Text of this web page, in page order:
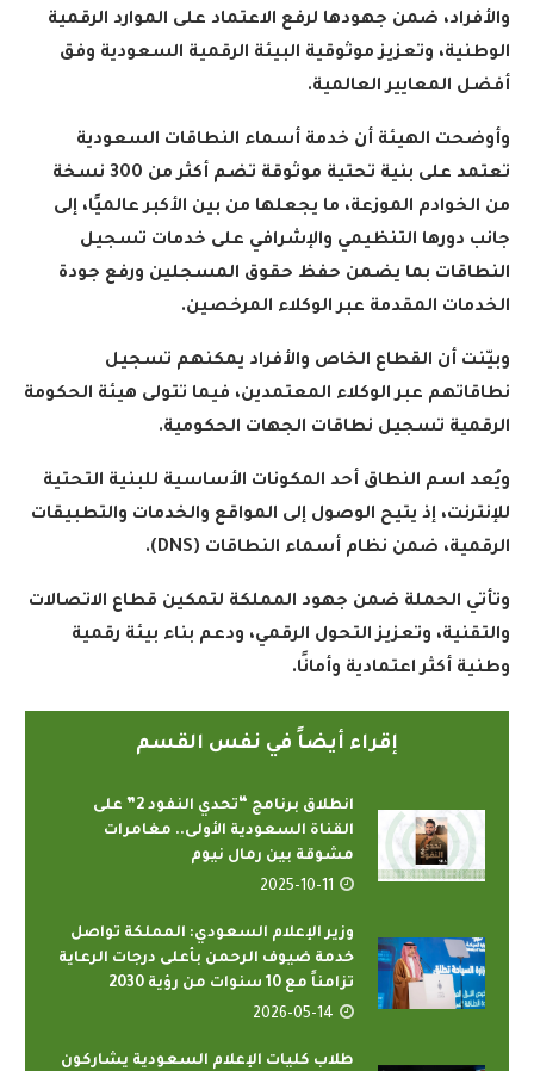
والأفراد، ضمن جهودها لرفع الاعتماد على الموارد الرقمية
الوطنية، وتعزيز موثوقية البيئة الرقمية السعودية وفق
أفضل المعايير العالمية.
وأوضحت الهيئة أن خدمة أسماء النطاقات السعودية
تعتمد على بنية تحتية موثوقة تضم أكثر من 300 نسخة
من الخوادم الموزعة، ما يجعلها من بين الأكبر عالميًا، إلى
جانب دورها التنظيمي والإشرافي على خدمات تسجيل
النطاقات بما يضمن حفظ حقوق المسجلين ورفع جودة
الخدمات المقدمة عبر الوكلاء المرخصين.
وبيّنت أن القطاع الخاص والأفراد يمكنهم تسجيل
نطاقاتهم عبر الوكلاء المعتمدين، فيما تتولى هيئة الحكومة
الرقمية تسجيل نطاقات الجهات الحكومية.
ويُعد اسم النطاق أحد المكونات الأساسية للبنية التحتية
للإنترنت، إذ يتيح الوصول إلى المواقع والخدمات والتطبيقات
الرقمية، ضمن نظام أسماء النطاقات (DNS).
وتأتي الحملة ضمن جهود المملكة لتمكين قطاع الاتصالات
والتقنية، وتعزيز التحول الرقمي، ودعم بناء بيئة رقمية
وطنية أكثر اعتمادية وأمانًا.
إقراء أيضاً في نفس القسم
انطلاق برنامج “تحدي النفود 2” على
القناة السعودية الأولى.. مغامرات
مشوقة بين رمال نيوم
2025-10-11
وزير الإعلام السعودي: المملكة تواصل
خدمة ضيوف الرحمن بأعلى درجات الرعاية
تزامناً مع 10 سنوات من رؤية 2030
2026-05-14
طلاب كليات الإعلام السعودية يشاركون